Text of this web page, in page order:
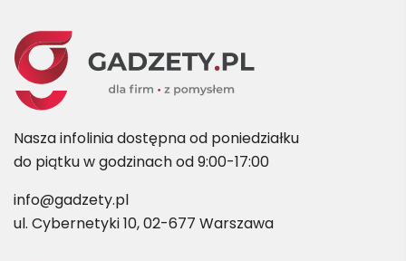
Nasza infolinia dostępna od poniedziałku
do piątku w godzinach od 9:00-17:00
info@gadzety.pl
ul. Cybernetyki 10, 02-677 Warszawa